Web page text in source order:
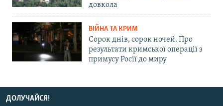
довкола
ВІЙНА ТА КРИМ
Сорок днів, сорок ночей. Про
результати кримської операції з
примусу Росії до миру
ДОЛУЧАЙСЯ!